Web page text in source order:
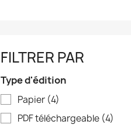
FILTRER PAR
Type d'édition
Papier (4)
PDF téléchargeable (4)